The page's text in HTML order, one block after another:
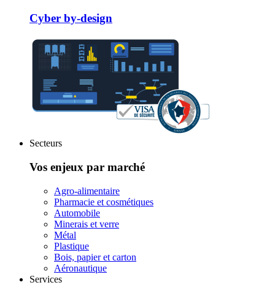
Cyber by-design
Secteurs
Vos enjeux par marché
Agro-alimentaire
Pharmacie et cosmétiques
Automobile
Minerais et verre
Métal
Plastique
Bois, papier et carton
Aéronautique
Services